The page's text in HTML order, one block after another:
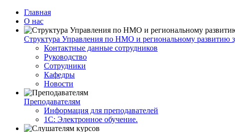
Главная
О нас
Структура Управления по НМО и региональному развитию
Контактные данные сотрудников
Руководство
Сотрудники
Кафедры
Новости
Преподавателям
Информация для преподавателей
1С: Электронное обучение.